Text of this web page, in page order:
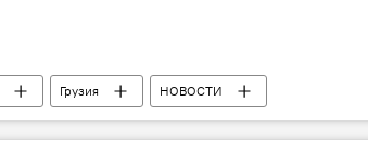
Грузия НОВОСТИ